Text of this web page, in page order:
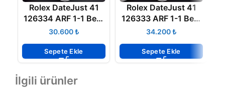
Rolex DateJust 41
126334 ARF 1-1 Best
Edition 904L Steel
Bracelet 3235
₺
Sepete Ekle
Rolex DateJust 41
126333 ARF 1-1 Best
Edition 904L Steel
Clone
₺
Sepete Ekle
İlgili ürünler